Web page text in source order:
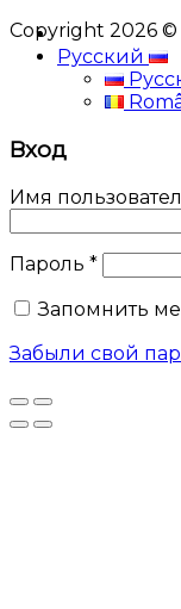
Copyright 2026 ©
Русский
Вход
Имя
Пароль *
Запомнить
Забыли свой